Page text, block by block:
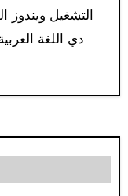
التشغيل